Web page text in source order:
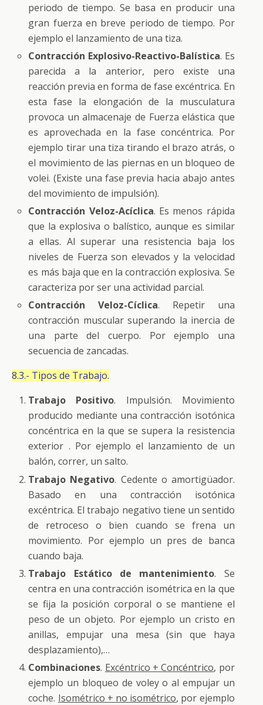
periodo de tiempo. Se basa en producir una
gran fuerza en breve periodo de tiempo. Por
ejemplo el lanzamiento de una tiza.
Contracción Explosivo-Reactivo-Balística. Es
parecida a la anterior, pero existe una
reacción previa en forma de fase excéntrica. En
esta fase la elongación de la musculatura
provoca un almacenaje de Fuerza elástica que
es aprovechada en la fase concéntrica. Por
ejemplo tirar una tiza tirando el brazo atrás, o
el movimiento de las piernas en un bloqueo de
volei. (Existe una fase previa hacia abajo antes
del movimiento de impulsión).
Contracción Veloz-Acíclica. Es menos rápida
que la explosiva o balístico, aunque es similar
a ellas. Al superar una resistencia baja los
niveles de Fuerza son elevados y la velocidad
es más baja que en la contracción explosiva. Se
caracteriza por ser una actividad parcial.
Contracción Veloz-Cíclica. Repetir una
contracción muscular superando la inercia de
una parte del cuerpo. Por ejemplo una
secuencia de zancadas.
8.3.- Tipos de Trabajo.
Trabajo Positivo. Impulsión. Movimiento
producido mediante una contracción isotónica
concéntrica en la que se supera la resistencia
exterior . Por ejemplo el lanzamiento de un
balón, correr, un salto.
Trabajo Negativo. Cedente o amortigüador.
Basado en una contracción isotónica
excéntrica. El trabajo negativo tiene un sentido
de retroceso o bien cuando se frena un
movimiento. Por ejemplo un pres de banca
cuando baja.
Trabajo Estático de mantenimiento. Se
centra en una contracción isométrica en la que
se fija la posición corporal o se mantiene el
peso de un objeto. Por ejemplo un cristo en
anillas, empujar una mesa (sin que haya
desplazamiento),…
Combinaciones. Excéntrico + Concéntrico, por
ejemplo un bloqueo de voley o al empujar un
coche. Isométrico + no isométrico, por ejemplo